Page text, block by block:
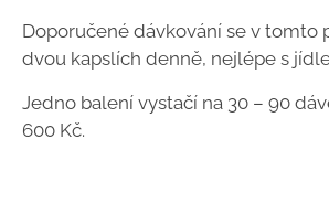
Doporučené dávkování se v tomto
dvou kapslích denně, nejlépe s
Jedno balení vystačí na 30 – 90
600 Kč.